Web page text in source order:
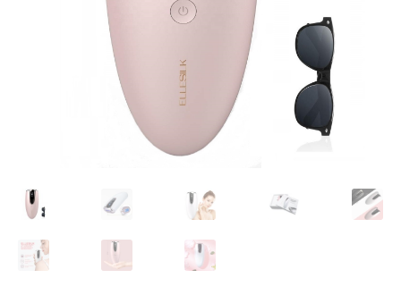
Slide Anything Popup Preview